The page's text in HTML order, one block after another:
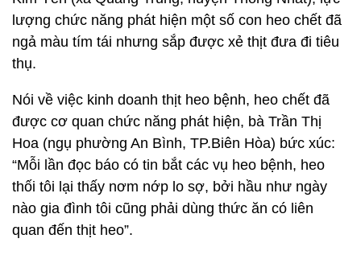
lượng chức năng phát hiện một số con heo chết đã
ngả màu tím tái nhưng sắp được xẻ thịt đưa đi tiêu
thụ.
Nói về việc kinh doanh thịt heo bệnh, heo chết đã
được cơ quan chức năng phát hiện, bà Trần Thị
Hoa (ngụ phường An Bình, TP.Biên Hòa) bức xúc:
“Mỗi lần đọc báo có tin bắt các vụ heo bệnh, heo
thối tôi lại thấy nơm nớp lo sợ, bởi hầu như ngày
nào gia đình tôi cũng phải dùng thức ăn có liên
quan đến thịt heo”.